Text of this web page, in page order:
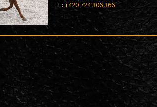
E: +420 724 306 366